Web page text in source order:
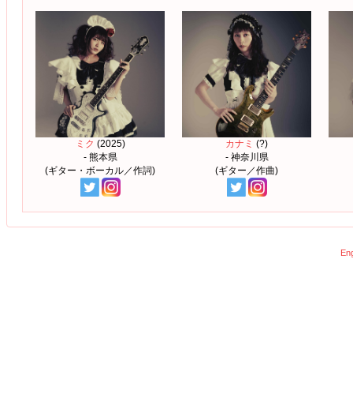
ミク (2025)
- 熊本県
(ギター・ボーカル／作詞)
カナミ (?)
- 神奈川県
(ギター／作曲)